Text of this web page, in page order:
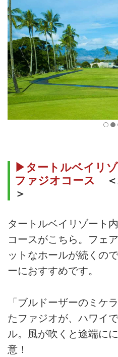
▶タートルベイリ
ファジオコース
＜
＞
タートルベイリゾート
コースがこちら。フェ
ットなホールが続くの
ーにおすすめです。
「ブルドーザーのミケ
たファジオが、ハワイ
ル。風が吹くと途端に
意！